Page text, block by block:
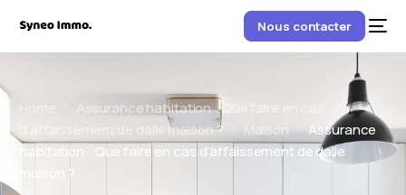
Nous contacter
Home
Assurance habitation : Que faire en cas
d’affaissement de dalle maison ?
Maison
Assurance
habitation : Que faire en cas d’affaissement de dalle
maison ?